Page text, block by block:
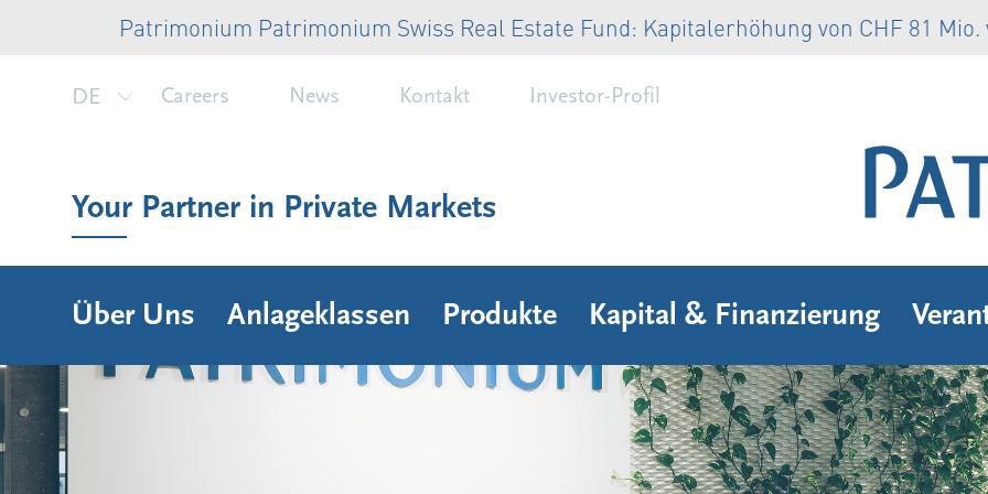
Patrimonium Patrimonium Swiss Real Estate Fund: Kapitalerhöhung von CHF 81 Mio.
DE Careers News Kontakt Investor-Profil
Your Partner in Private Markets
Über Uns Anlageklassen Produkte Kapital & Finanzierung